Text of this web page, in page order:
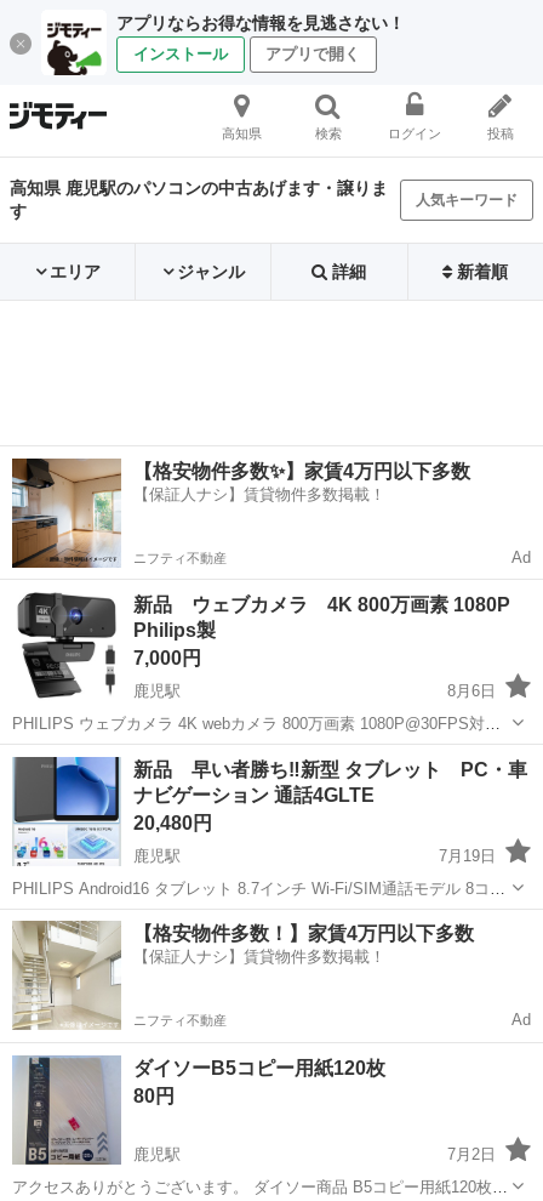
アプリならお得な情報を見逃さない！
インストール アプリで開く
高知県 検索 ログイン 投稿
高知県 鹿児駅のパソコンの中古あげます・譲りま
す
人気キーワード
エリア ジャンル 詳細 新着順
【格安物件多数✨】家賃4万円以下多数
【保証人ナシ】賃貸物件多数掲載！
ニフティ不動産 Ad
新品 ウェブカメラ 4K 800万画素 1080P
Philips製
7,000円
鹿児駅
8月6日
PHILIPS ウェブカメラ 4K webカメラ 800万画素 1080P@30FPS対応
自動光補正 75°視野角 内蔵マイク
高知 高知市 鹿児駅 周辺機器 ウェブカメラ
新品 早い者勝ち‼️新型 タブレット PC・車
ナビゲーション 通話4GLTE
20,480円
鹿児駅
7月19日
PHILIPS Android16 タブレット 8.7インチ Wi-Fi/SIM通話モデル 8コア
CPU 20GB RAM+128GB ROM+1TB拡張 4G LTE
高知 高知市 鹿児駅 タブレットPC タブレット
【格安物件多数！】家賃4万円以下多数
【保証人ナシ】賃貸物件多数掲載！
ニフティ不動産 Ad
ダイソーB5コピー用紙120枚
80円
鹿児駅
7月2日
アクセスありがとうございます。 ダイソー商品 B5コピー用紙120枚